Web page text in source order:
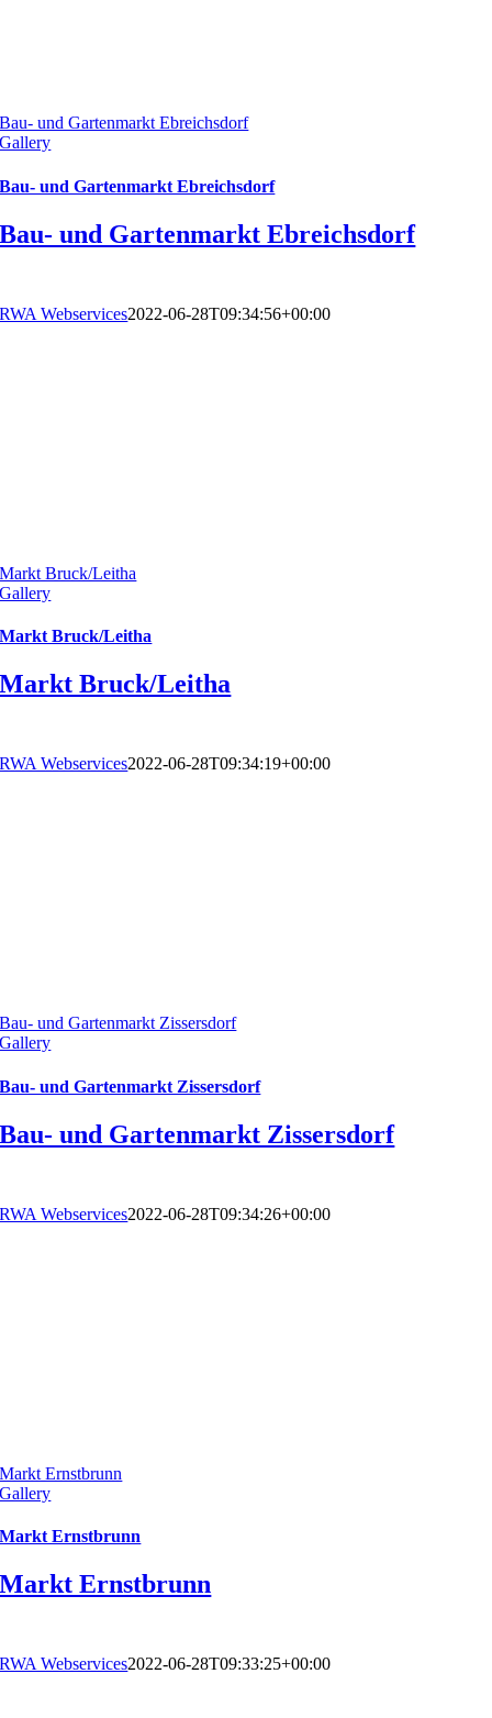
Bau- und Gartenmarkt Ebreichsdorf
Gallery
Bau- und Gartenmarkt Ebreichsdorf
Bau- und Gartenmarkt Ebreichsdorf
RWA Webservices2022-06-28T09:34:56+00:00
Markt Bruck/Leitha
Gallery
Markt Bruck/Leitha
Markt Bruck/Leitha
RWA Webservices2022-06-28T09:34:19+00:00
Bau- und Gartenmarkt Zissersdorf
Gallery
Bau- und Gartenmarkt Zissersdorf
Bau- und Gartenmarkt Zissersdorf
RWA Webservices2022-06-28T09:34:26+00:00
Markt Ernstbrunn
Gallery
Markt Ernstbrunn
Markt Ernstbrunn
RWA Webservices2022-06-28T09:33:25+00:00